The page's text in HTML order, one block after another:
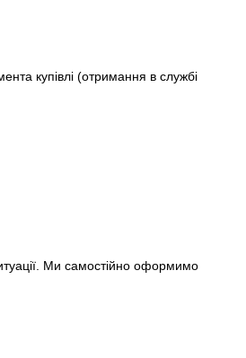
купівлі (отримання в службі
Ми самостійно оформимо